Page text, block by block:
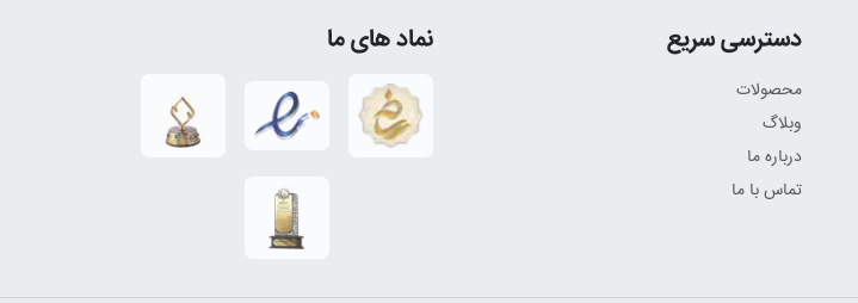
دسترسی سریع
محصولات
وبلاگ
درباره ما
تماس با ما
نماد های ما